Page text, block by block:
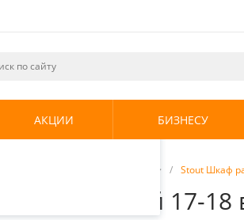
и
использования.
.
АКЦИИ БИЗНЕСУ
/ Stout Шкаф
наружный 17-